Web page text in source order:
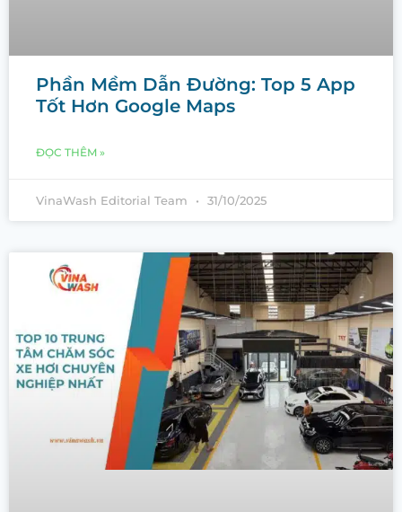
Phần Mềm Dẫn Đường: Top 5 App
Tốt Hơn Google Maps
ĐỌC THÊM »
VinaWash Editorial Team 31/10/2025